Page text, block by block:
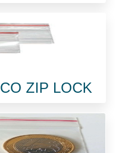
ZIP LOCK